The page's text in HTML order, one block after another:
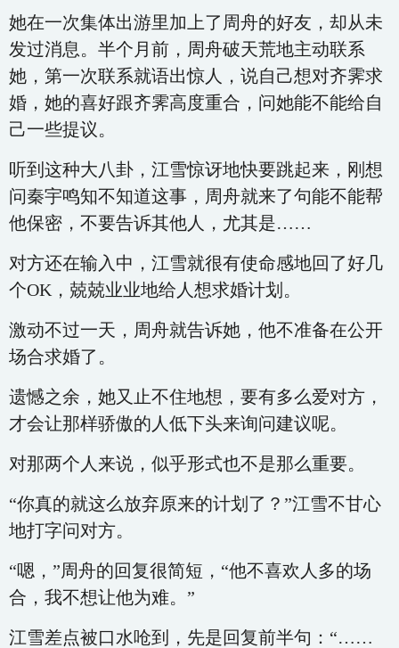
她在一次集体出游里加上了周舟的好友，却从未
发过消息。半个月前，周舟破天荒地主动联系
她，第一次联系就语出惊人，说自己想对齐霁求
婚，她的喜好跟齐霁高度重合，问她能不能给自
己一些提议。
听到这种大八卦，江雪惊讶地快要跳起来，刚想
问秦宇鸣知不知道这事，周舟就来了句能不能帮
他保密，不要告诉其他人，尤其是……
对方还在输入中，江雪就很有使命感地回了好几
个OK，兢兢业业地给人想求婚计划。
激动不过一天，周舟就告诉她，他不准备在公开
场合求婚了。
遗憾之余，她又止不住地想，要有多么爱对方，
才会让那样骄傲的人低下头来询问建议呢。
对那两个人来说，似乎形式也不是那么重要。
“你真的就这么放弃原来的计划了？”江雪不甘心
地打字问对方。
“嗯，”周舟的回复很简短，“他不喜欢人多的场
合，我不想让他为难。”
江雪差点被口水呛到，先是回复前半句：“……